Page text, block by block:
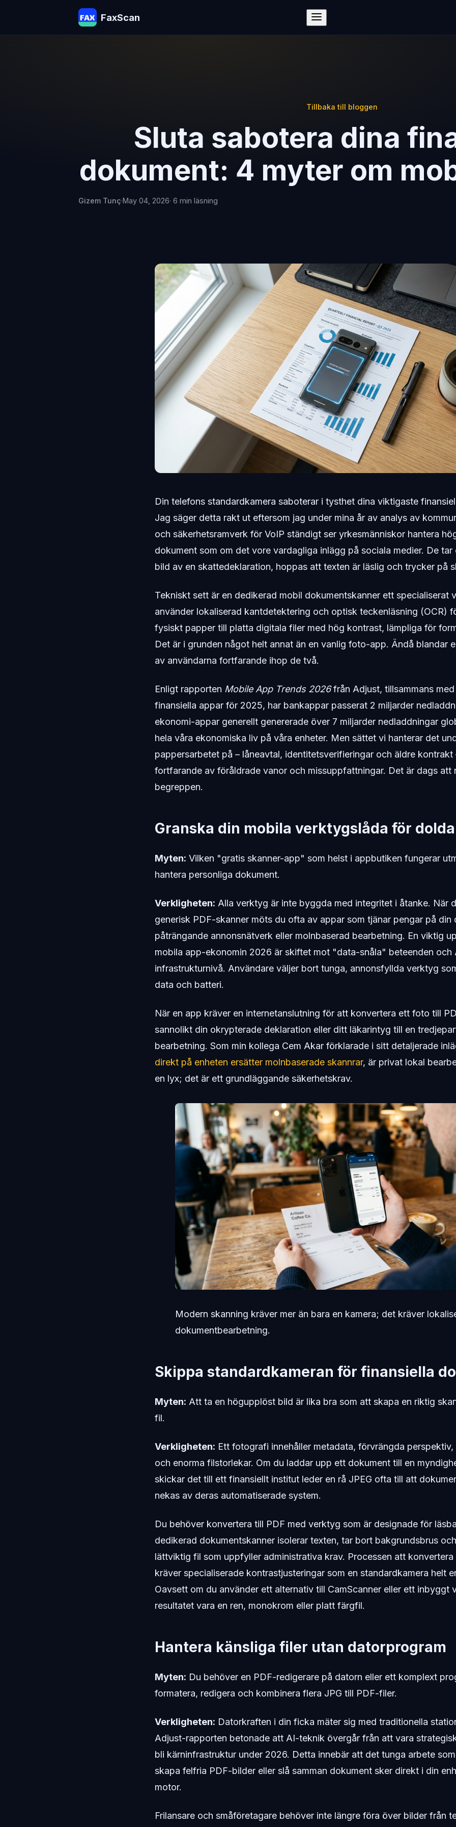
FaxScan
Tillbaka till bloggen
Sluta sabotera dina
dokument: 4 myter om
Gizem Tunç·May 04, 2026· 6 min läsning
Din telefons standardkamera saboterar i tysthet dina viktigaste
Jag säger detta rakt ut eftersom jag under mina år av analys av
och säkerhetsramverk för VoIP ständigt ser yrkesmänniskor hantera
dokument som om det vore vardagliga inlägg på sociala medier. De
bild av en skattedeklaration, hoppas att texten är läslig och trycker på
Tekniskt sett är en dedikerad mobil dokumentskanner ett specialiserat
använder lokaliserad kantdetektering och optisk teckenläsning (OCR)
fysiskt papper till platta digitala filer med hög kontrast, lämpliga för
Det är i grunden något helt annat än en vanlig foto-app. Ändå blandar
av användarna fortfarande ihop de två.
Enligt rapporten Mobile App Trends 2026från Adjust, tillsammans
finansiella appar för 2025, har bankappar passerat 2 miljarder
ekonomi-appar generellt genererade över 7 miljarder nedladdningar
hela våra ekonomiska liv på våra enheter. Men sättet vi hanterar det
pappersarbetet på – låneavtal, identitetsverifieringar och äldre kontrakt
fortfarande av föråldrade vanor och missuppfattningar. Det är dags att
begreppen.
Granska din mobila verktygslåda för
Myten: Vilken "gratis skanner-app" som helst i appbutiken fungerar
hantera personliga dokument.
Verkligheten: Alla verktyg är inte byggda med integritet i åtanke. När
generisk PDF-skanner möts du ofta av appar som tjänar pengar på din
påträngande annonsnätverk eller molnbaserad bearbetning. En viktig
mobila app-ekonomin 2026 är skiftet mot "data-snåla" beteenden och
infrastrukturnivå. Användare väljer bort tunga, annonsfyllda verktyg
data och batteri.
När en app kräver en internetanslutning för att konvertera ett foto till
sannolikt din okrypterade deklaration eller ditt läkarintyg till en
bearbetning. Som min kollega Cem Akar förklarade i sitt detaljerade
direkt på enheten ersätter molnbaserade skannrar, är privat lokal
en lyx; det är ett grundläggande säkerhetskrav.
Modern skanning kräver mer än bara en kamera; det kräver
dokumentbearbetning.
Skippa standardkameran för finansiella
Myten: Att ta en högupplöst bild är lika bra som att skapa en riktig
fil.
Verkligheten: Ett fotografi innehåller metadata, förvrängda
och enorma filstorlekar. Om du laddar upp ett dokument till en
skickar det till ett finansiellt institut leder en rå JPEG ofta till att
nekas av deras automatiserade system.
Du behöver konvertera till PDF med verktyg som är designade för
dedikerad dokumentskanner isolerar texten, tar bort bakgrundsbrus
lättviktig fil som uppfyller administrativa krav. Processen att
kräver specialiserade kontrastjusteringar som en standardkamera helt
Oavsett om du använder ett alternativ till CamScanner eller ett inbyggt
resultatet vara en ren, monokrom eller platt färgfil.
Hantera känsliga filer utan datorprogram
Myten: Du behöver en PDF-redigerare på datorn eller ett komplext
formatera, redigera och kombinera flera JPG till PDF-filer.
Verkligheten: Datorkraften i din ficka mäter sig med traditionella
Adjust-rapporten betonade att AI-teknik övergår från att vara
bli kärninfrastruktur under 2026. Detta innebär att det tunga arbete
skapa felfria PDF-bilder eller slå samman dokument sker direkt i din
motor.
Frilansare och småföretagare behöver inte längre föra över bilder från